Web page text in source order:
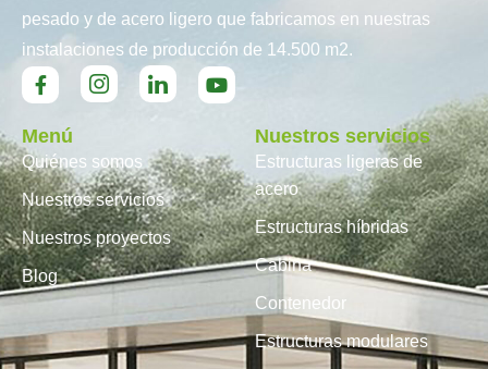
pesado y de acero ligero que fabricamos en nuestras
instalaciones de producción de 14.500 m2.
Menú
Quiénes somos
Nuestros servicios
Nuestros proyectos
Blog
Nuestros servicios
Estructuras ligeras de
acero
Estructuras híbridas
Cabina
Contenedor
Estructuras modulares